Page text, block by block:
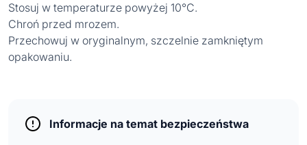
Stosuj w temperaturze powyżej 10°C.
Chroń przed mrozem.
Przechowuj w oryginalnym, szczelnie zamkniętym
opakowaniu.
Informacje na temat bezpieczeństwa